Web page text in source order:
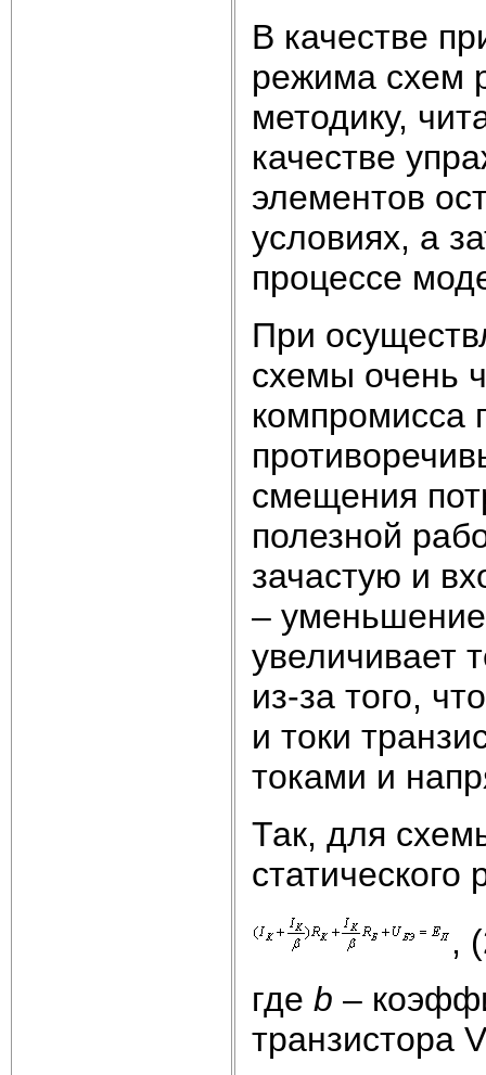
В качестве
режима схем
методику,
качестве
элементов
условиях, а
процессе
При
схемы очень
компромисса
смещения
полезной
зачастую и
–
увеличивает
из-за того,
и токи
токами и
Так, для
,
где b –
транзистора